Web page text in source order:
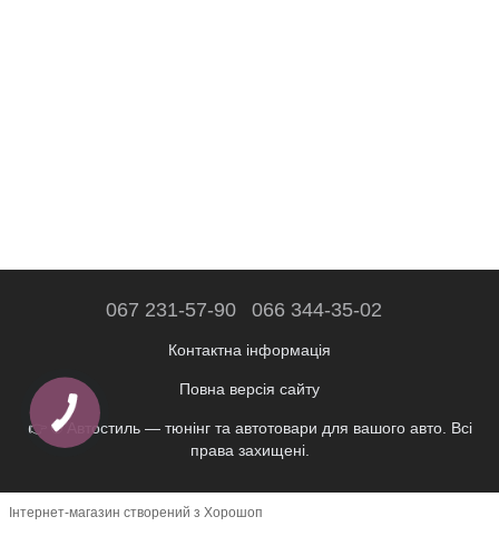
067 231-57-90 066 344-35-02
Контактна інформація
Повна версія сайту
👉 © Автостиль — тюнінг та автотовари для вашого авто. Всі
права захищені.
Інтернет-магазин створений з Хорошоп